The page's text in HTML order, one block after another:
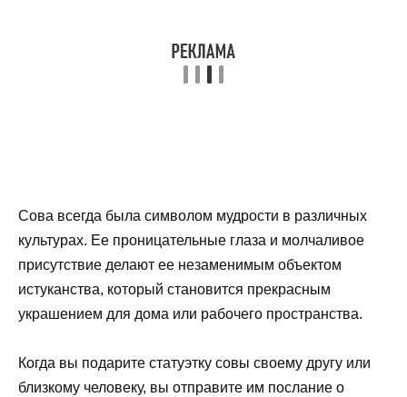
Сова всегда была символом мудрости в различных
культурах. Ее проницательные глаза и молчаливое
присутствие делают ее незаменимым объектом
истуканства, который становится прекрасным
украшением для дома или рабочего пространства.
Когда вы подарите статуэтку совы своему другу или
близкому человеку, вы отправите им послание о